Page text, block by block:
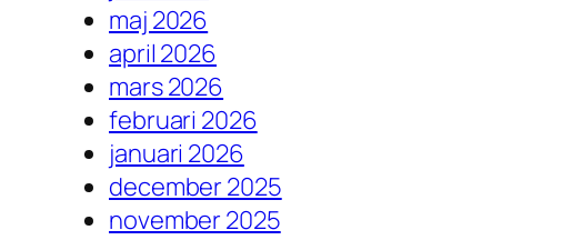
maj 2026
april 2026
mars 2026
februari 2026
januari 2026
december 2025
november 2025